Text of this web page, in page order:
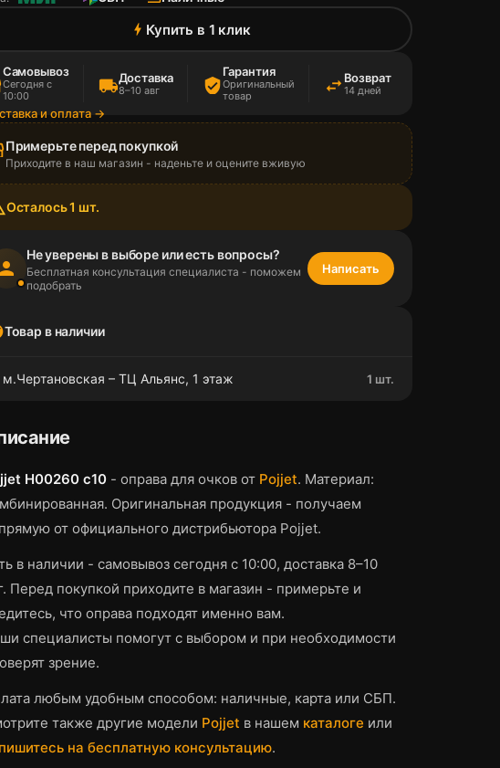
bolt Купить в 1 клик
Самовывоз
Сегодня с
10:00
local_shippingДоставка
8–10 авг verified_user
Гарантия
Оригинальный
товар
swap_horiz Возврат
14 дней
и оплата →
Примерьте перед покупкой
Приходите в наш магазин - наденьте и оцените вживую
Осталось 1 шт.
person
Не уверены в выборе или есть вопросы?
Бесплатная консультация специалиста - поможем
подобрать
Написать
Товар в наличии
м.Чертановская – ТЦ Альянс, 1 этаж 1 шт.
H00260 c10- оправа для очковот Pojjet. Материал:
Оригинальная продукция - получаем
от официального дистрибьютора Pojjet.
в наличии - самовывоз сегодня с 10:00, доставка 8–10
Перед покупкой приходите в магазин - примерьте и
что оправаподходят именно вам.
специалисты помогут с выбором и при необходимости
зрение.
любым удобным способом: наличные, карта или СБП.
также другие модели Pojjet в нашем каталоге или
на бесплатную консультацию.